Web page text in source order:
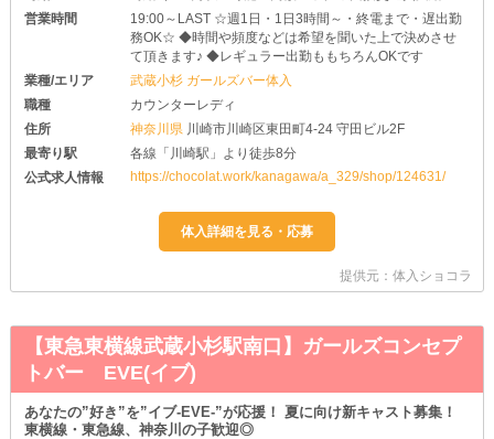
営業時間
19:00～LAST ☆週1日・1日3時間～・終電まで・遅出勤
務OK☆ ◆時間や頻度などは希望を聞いた上で決めさせ
て頂きます♪ ◆レギュラー出勤ももちろんOKです
業種/エリア
武蔵小杉 ガールズバー体入
職種
カウンターレディ
住所
神奈川県 川崎市川崎区東田町4-24 守田ビル2F
最寄り駅
各線「川崎駅」より徒歩8分
公式求人情報
https://chocolat.work/kanagawa/a_329/shop/124631/
提供元：体入ショコラ
【東急東横線武蔵小杉駅南口】ガールズコンセプ
トバー EVE(イブ)
あなたの”好き”を”イブ-EVE-”が応援！ 夏に向け新キャスト募集！
東横線・東急線、神奈川の子歓迎◎